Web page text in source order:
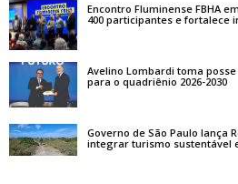
Encontro Fluminense FBHA
400 participantes e fortalece
Avelino Lombardi toma
para o quadriênio 2026-2030
Governo de São Paulo lança
integrar turismo sustentável